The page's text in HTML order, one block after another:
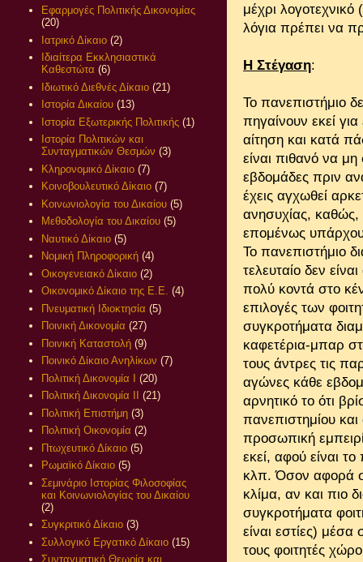
μέχρι
λόγια πρέπει να
Η Στέγαση:
Το πανεπιστήμιο
πηγαίνουν εκεί
αίτηση και κατά
είναι πιθανό να
εβδομάδες πριν
έχεις αγχωθεί
ανησυχίας,
επομένως
Το πανεπιστήμιο
τελευταίο δεν
πολύ κοντά στο
επιλογές των
συγκροτήματα
καφετέρια-μπαρ
τους άντρες τις
αγώνες κάθε
αρνητικό το ότι
πανεπιστημίου
προσωπική
εκεί, αφού είναι
κλπ. Όσον αφορά
κλίμα, αν και πιο
συγκροτήματα
είναι εστίες)
τους φοιτητές
Εφαρμογές Πολιτικής Δικονομίας
(20)
Ιατρικό Δίκαιο (2)
Ιδιαίτερα Εκκλησιαστικά
Καθεστώτα (6)
Ιδιωτικό Διεθνές Δίκαιο (21)
Ιστορία Δικαίου (13)
Ιστορία Εξωτερικής Πολιτικής (1)
Ιστορία Πολιτικών και
Συνταγματικών Θεσμών (3)
Κληρονομικό Δίκαιο (7)
Κοινοβουλευτικό Δίκαιο (7)
Κοινωνιολογία του Δικαίου (5)
Μεθοδολογία του Δικαίου (5)
Ναυτικό Δίκαιο (5)
Νομική Πληροφορική (4)
Οικογενειακό Δίκαιο (2)
Οικονομικό Δίκαιο της Ε.Ε. (4)
Πνευματική Ιδιοκτησία (5)
Ποινική Δικονομία (27)
Ποινική Καταστολή (9)
Ποινικό Δίκαιο Ανηλίκων (7)
Πολιτική Δικονομία Ι
(20)
Πολιτική Δικονομία ΙΙ
(21)
Πολιτική Επιστήμη (3)
Πολιτική Οικονομία (2)
Πτωχευτικό Δίκαιο (5)
Ρωμαϊκό Δίκαιο (5)
Σεμινάριο Ιστορίας Φιλοσοφίας
και Κοινωνιολογίας του Δικαίου
(2)
Συγκριτικό Δίκαιο (3)
Συλλογικό Εργατικό Δίκαιο (15)
Συνταγματική Θεωρία και